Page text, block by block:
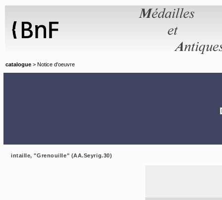
catalogue > Notice d'oeuvre
intaille, "Grenouille" (AA.Seyrig.30)